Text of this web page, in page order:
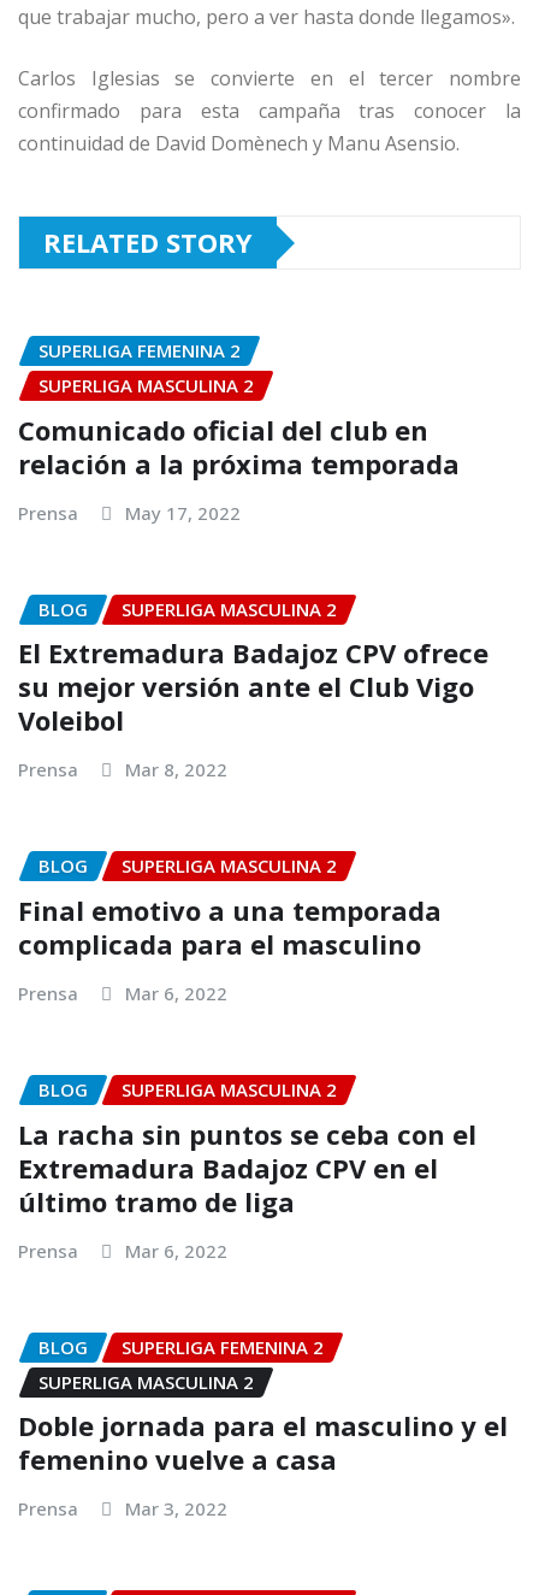
que trabajar mucho, pero a ver hasta donde llegamos».
Carlos Iglesias se convierte en el tercer nombre
confirmado para esta campaña tras conocer la
continuidad de David Domènech y Manu Asensio.
RELATED STORY
SUPERLIGA FEMENINA 2
SUPERLIGA MASCULINA 2
Comunicado oficial del club en
relación a la próxima temporada
Prensa May 17, 2022
BLOG SUPERLIGA MASCULINA 2
El Extremadura Badajoz CPV ofrece
su mejor versión ante el Club Vigo
Voleibol
Prensa Mar 8, 2022
BLOG SUPERLIGA MASCULINA 2
Final emotivo a una temporada
complicada para el masculino
Prensa Mar 6, 2022
BLOG SUPERLIGA MASCULINA 2
La racha sin puntos se ceba con el
Extremadura Badajoz CPV en el
último tramo de liga
Prensa Mar 6, 2022
BLOG
SUPERLIGA FEMENINA 2
SUPERLIGA MASCULINA 2
Doble jornada para el masculino y el
femenino vuelve a casa
Prensa Mar 3, 2022